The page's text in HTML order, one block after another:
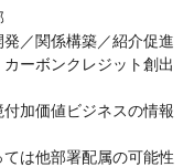
／関係構築／紹介促進
ーボンクレジット創出
加価値ビジネスの情報
は他部署配属の可能性